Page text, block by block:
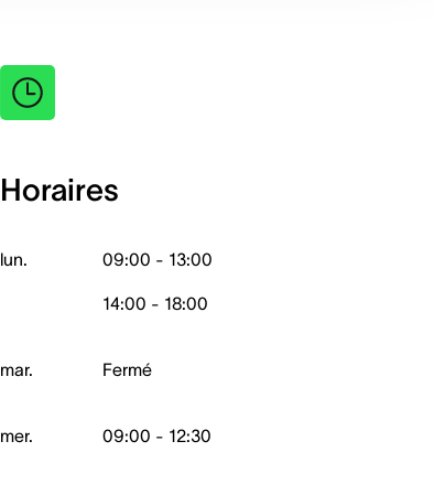
Horaires
lun. 09:00 - 13:00
14:00 - 18:00
mar. Fermé
mer. 09:00 - 12:30